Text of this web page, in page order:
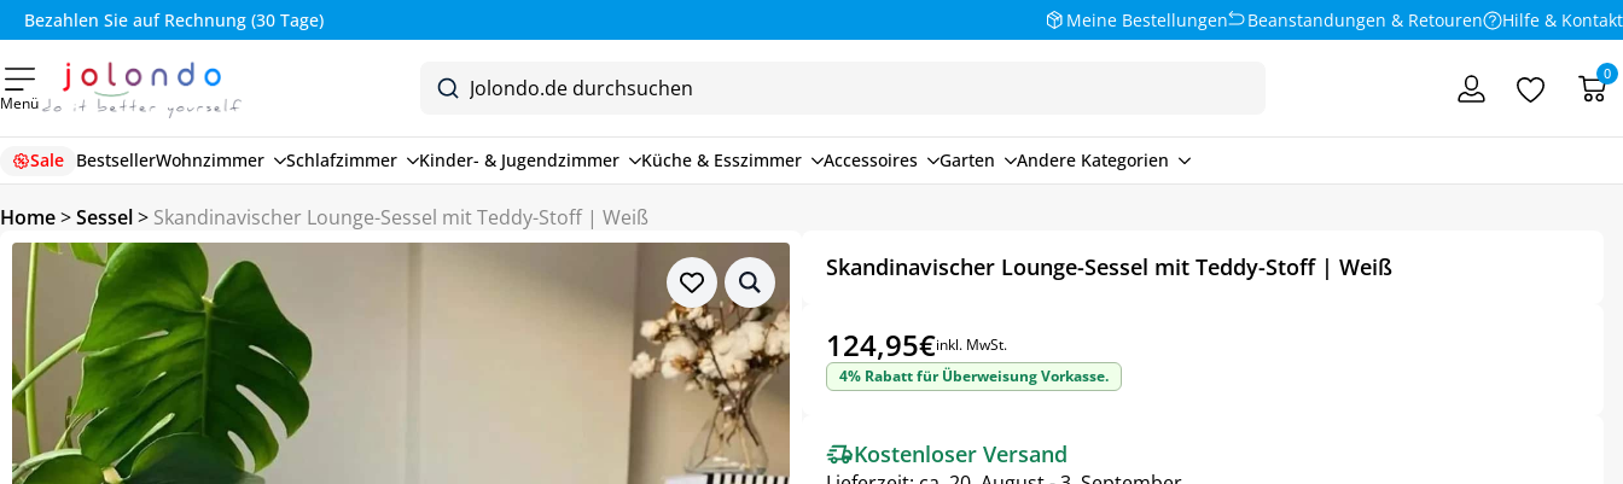
Bezahlen Sie auf Rechnung (30 Tage) Meine Bestellungen Beanstandungen & Retouren Hilfe & Kontakt
Menü
0
Sale BestsellerWohnzimmer Schlafzimmer Kinder- & Jugendzimmer Küche & Esszimmer Accessoires Garten Andere Kategorien
Home>Sessel> Skandinavischer Lounge-Sessel mit Teddy-Stoff | Weiß
Skandinavischer Lounge-Sessel mit Teddy-Stoff | Weiß
124,95€inkl. MwSt.
4% Rabatt für Überweisung Vorkasse.
Kostenloser Versand